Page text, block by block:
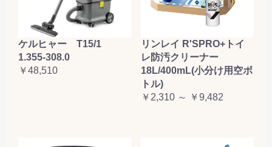
ケルヒャー T15/1
1.355-308.0
￥48,510
リンレイ R'SPRO+トイ
レ防汚クリーナー
18L/400mL(小分け用空ボ
トル)
￥2,310 ～ ￥9,482